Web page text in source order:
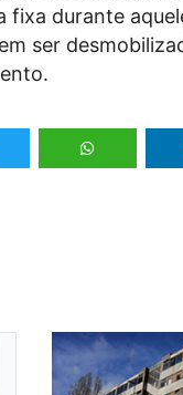
fixa durante
ser